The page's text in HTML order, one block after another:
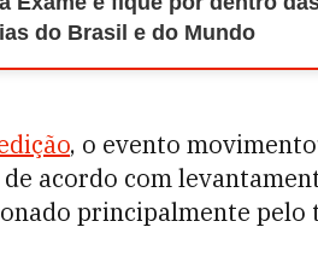
do Brasil e do Mundo
, o evento
acordo com
principalmente pelo